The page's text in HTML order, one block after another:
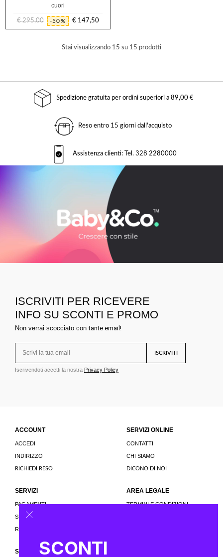
cuori
Prezzo
€ 295,00 -50%
Prezzo
€ 147,50
Stai visualizzando 15 su 15 prodotti
Spedizione gratuita per ordini superiori a 89,00 €
Reso entro 15 giorni dall'acquisto
Assistenza clienti: Tel. 328 2280000
ISCRIVITI PER RICEVERE
INFO SU SCONTI E PROMO
Non verrai scocciato contante email!
ISCRIVITI
Iscrivendoti accetti la nostra Privacy Policy
ACCOUNT
ACCEDI
INDIRIZZO
RICHIEDI RESO
SERVIZI ONLINE
CONTATTI
CHI SIAMO
DICONO DI NOI
SERVIZI
PAGAMENTI
SPEDIZIONI
RESTITUZIONI
AREA LEGALE
TERMINI E CONDIZIONI
SEGUICI SCONTI